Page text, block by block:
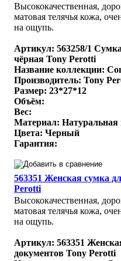
Высококачественная,
матовая телячья кожа,
на ощупь.
Артикул: 563258/1
чёрная Tony Perotti
Название коллекции:
Производитель: Tony
Размер: 23*27*12
Объём:
Вес:
Материал: Натуральная
Цвета: Черный
Гарантия:
563351 Женская сумка
Perotti
Высококачественная,
матовая телячья кожа,
на ощупь.
Артикул: 563351
документов Tony Perotti